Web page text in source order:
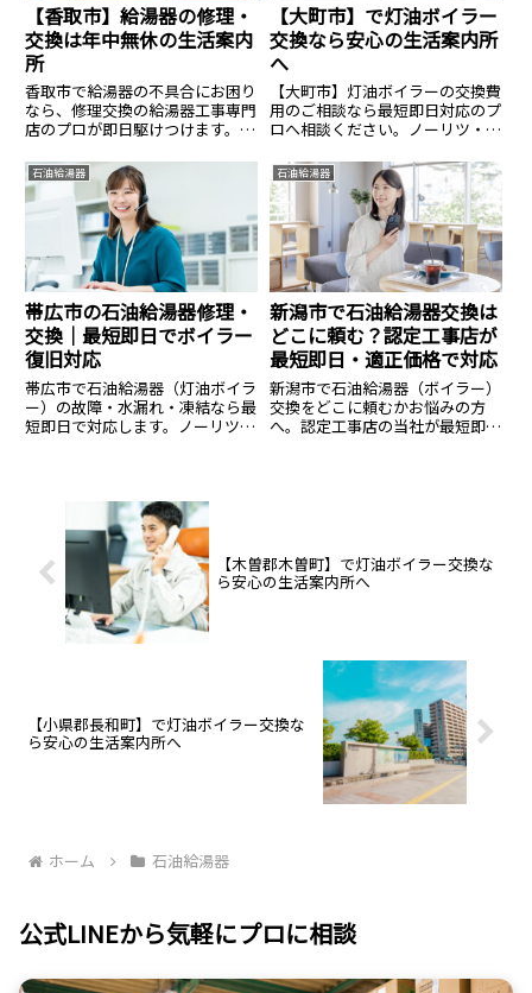
【香取市】給湯器の修理・
交換は年中無休の生活案内
所
香取市で給湯器の不具合にお困り
なら、修理交換の給湯器工事専門
店のプロが即日駆けつけます。修
最善策を即断。リンナイ・ノーリ
ツが最大83%OFFの工事費込み価
格で、今日から安心してお風呂に
入れます。まずは無料見積もりで
最安値を確認！
【大町市】で灯油ボイラー
交換なら安心の生活案内所
へ
【大町市】灯油ボイラーの交換費
用のご相談なら最短即日対応のプ
ロへ相談ください。ノーリツ・コ
相談は14.8万円〜。見積無料・24
時間365日受付中。安心の生活案
内所へ。
石油給湯器
帯広市の石油給湯器修理・
交換｜最短即日でボイラー
復旧対応
帯広市で石油給湯器（灯油ボイラ
ー）の故障・水漏れ・凍結なら最
短即日で対応します。ノーリツ・
石油給湯器
新潟市で石油給湯器交換は
どこに頼む？認定工事店が
最短即日・適正価格で対応
新潟市で石油給湯器（ボイラー）
交換をどこに頼むかお悩みの方
へ。認定工事店の当社が最短即日
【木曽郡木曽町】で灯油ボイラー交換な
ら安心の生活案内所へ
【小県郡長和町】で灯油ボイラー交換な
ら安心の生活案内所へ
ホーム 石油給湯器
公式LINEから気軽にプロに相談